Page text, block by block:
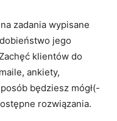
zadania wypisane
jego
klientów do
ankiety,
będziesz mógł(-
rozwiązania.